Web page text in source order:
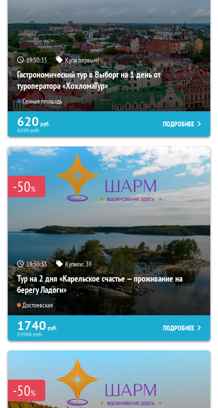
19:50:32 Купи первым!
Гастрономический тур в Выборг на 1 день от
туроператора «ХохломаТур»
Сенная площадь
620 руб.
6290руб.
ПОДРОБНЕЕ
-50%
19:50:32 Купили:39
Тур на 2 дня «Карельское счастье — проживание на
берегу Ладоги»
Достоевская
1740 руб.
13900руб.
ПОДРОБНЕЕ
-50%